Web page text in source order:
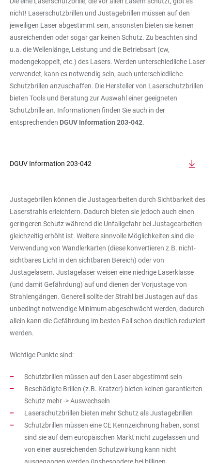
nicht! Laserschutzbrillen und Justagebrillen müssen auf den
jeweiligen Laser abgestimmt sein, ansonsten bieten sie keinen
ausreichenden oder sogar gar keinen Schutz. Zu beachten sind
u.a. die Wellenlänge, Leistung und die Betriebsart (cw,
modengekoppelt, etc.) des Lasers. Werden unterschiedliche Laser
verwendet, kann es notwendig sein, auch unterschiedliche
Schutzbrillen anzuschaffen. Die Hersteller von Laserschutzbrillen
bieten Tools und Beratung zur Auswahl einer geeigneten
Schutzbrille an. Informationen finden Sie auch in der
entsprechenden DGUV Information 203-042.
DGUV Information 203-042
Justagebrillen können die Justagearbeiten durch Sichtbarkeit des
Laserstrahls erleichtern. Dadurch bieten sie jedoch auch einen
geringeren Schutz während die Unfallgefahr bei Justagearbeiten
gleichzeitig erhöht ist. Weitere sinnvolle Möglichkeiten sind die
Verwendung von Wandlerkarten (diese konvertieren z.B. nicht-
sichtbares Licht in den sichtbaren Bereich) oder von
Justagelasern. Justagelaser weisen eine niedrige Laserklasse
(und damit Gefährdung) auf und dienen der Vorjustage von
Strahlengängen. Generell sollte der Strahl bei Justagen auf das
unbedingt notwendige Minimum abgeschwächt werden, dadurch
allein kann die Gefährdung im besten Fall schon deutlich reduziert
werden.
Wichtige Punkte sind:
Schutzbrillen müssen auf den Laser abgestimmt sein
Beschädigte Brillen (z.B. Kratzer) bieten keinen garantierten
Schutz mehr -> Auswechseln
Laserschutzbrillen bieten mehr Schutz als Justagebrillen
Schutzbrillen müssen eine CE Kennzeichnung haben, sonst
sind sie auf dem europäischen Markt nicht zugelassen und
von einer ausreichenden Schutzwirkung kann nicht